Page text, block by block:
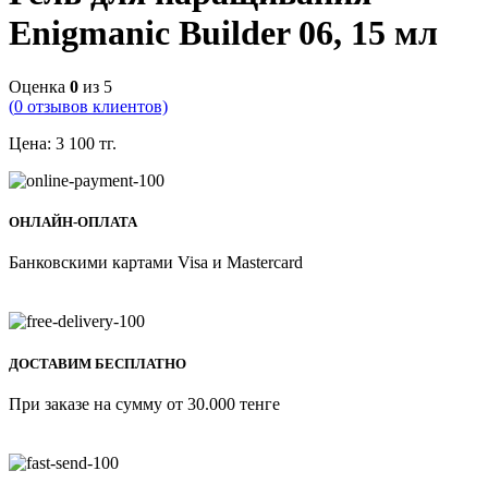
Enigmanic Builder 06, 15 мл
Оценка 0 из 5
(0 отзывов клиентов)
Цена: 3 100 тг.
ОНЛАЙН-ОПЛАТА
Банковскими картами Visa и Mastercard
ДОСТАВИМ БЕСПЛАТНО
При заказе на сумму от 30.000 тенге